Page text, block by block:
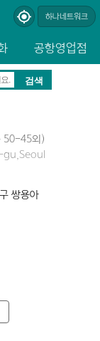
하나네트워크
공항영업점
50-45외)
쌍용아